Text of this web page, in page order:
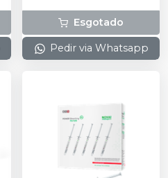
Espessante + 2g de
Neutralizante + Espátula +
Placa para preparo do
gel + Top Dam Azul com
Esgotado
Pedir via Whatsapp